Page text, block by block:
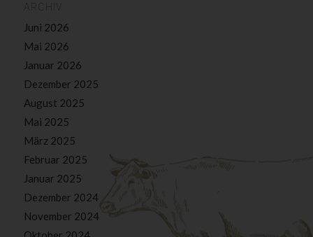
ARCHIV
Juni 2026
Mai 2026
Januar 2026
Dezember 2025
August 2025
Mai 2025
März 2025
Februar 2025
Januar 2025
Dezember 2024
November 2024